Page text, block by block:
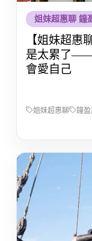
姐妹超惠聊 鐘
【姐妹超惠
是太累了——
會愛自己
姐妹超惠聊 鐘盈